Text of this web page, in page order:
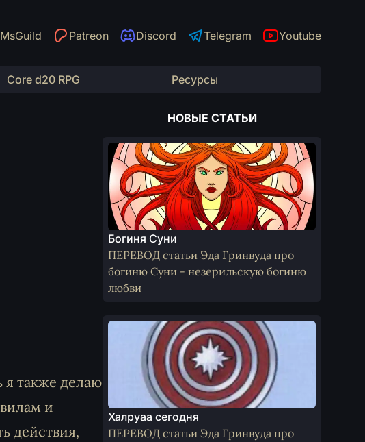
Patreon Discord Telegram Youtube
Core d20 RPG Ресурсы
я также делаю
и
действия,
НОВЫЕ СТАТЬИ
Богиня Суни
ПЕРЕВОД статьи Эда Гринвуда про
богиню Суни - незерильскую богиню
любви
Халруаа сегодня
ПЕРЕВОД статьи Эда Гринвуда про